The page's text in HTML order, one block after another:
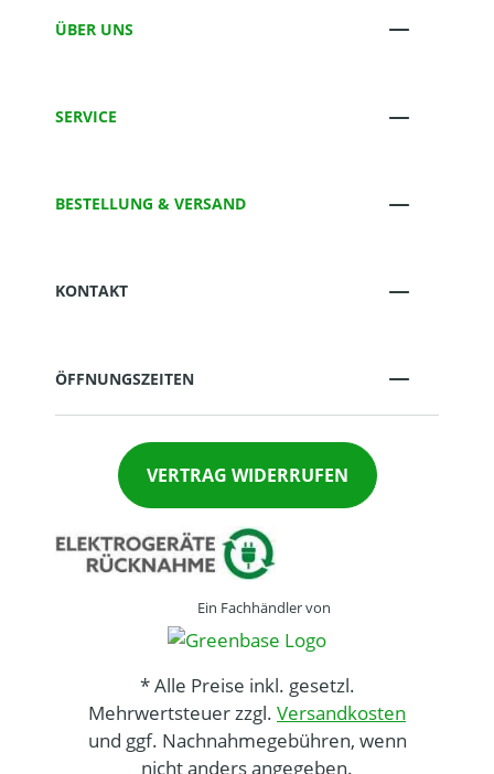
ÜBER UNS
SERVICE
BESTELLUNG & VERSAND
KONTAKT
ÖFFNUNGSZEITEN
VERTRAG WIDERRUFEN
Ein Fachhändler von
* Alle Preise inkl. gesetzl.
Mehrwertsteuer zzgl. Versandkosten
und ggf. Nachnahmegebühren, wenn
nicht anders angegeben.